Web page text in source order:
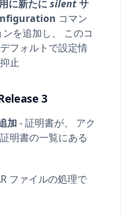
に新たに silentサ
コマン
を追加し、 このコ
フォルトで設定情
止
3
加 - 証明書が、 アク
明書の一覧にある
ファイルの処理で